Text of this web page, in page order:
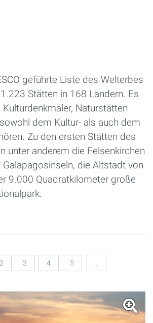
geführte Liste des Welterbes
Stätten in 168 Ländern. Es
Naturstätten
dem Kultur- als auch dem
Zu den ersten Stätten des
unter anderem die Felsenkirchen
Galapagosinseln, die Altstadt von
9.000 Quadratkilometer große
2 3 4 5